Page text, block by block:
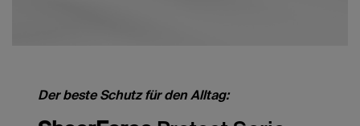
Der beste Schutz für den Alltag: